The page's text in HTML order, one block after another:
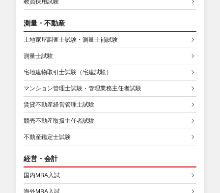
教員採用試験
測量・不動産
土地家屋調査士試験・測量士補試験
測量士試験
宅地建物取引士試験（宅建試験）
マンション管理士試験・管理業務主任者試験
賃貸不動産経営管理士試験
競売不動産取扱主任者試験
不動産鑑定士試験
経営・会計
国内MBA入試
海外MBA入試